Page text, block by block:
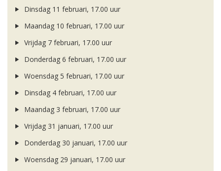
Dinsdag 11 februari, 17.00 uur
Maandag 10 februari, 17.00 uur
Vrijdag 7 februari, 17.00 uur
Donderdag 6 februari, 17.00 uur
Woensdag 5 februari, 17.00 uur
Dinsdag 4 februari, 17.00 uur
Maandag 3 februari, 17.00 uur
Vrijdag 31 januari, 17.00 uur
Donderdag 30 januari, 17.00 uur
Woensdag 29 januari, 17.00 uur